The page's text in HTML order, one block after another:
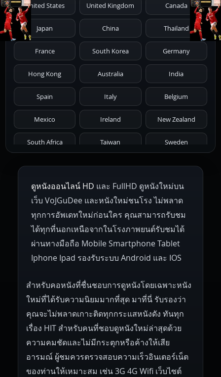
1986 1985 1984 1983 1982
1981 1980 1979 1978 1977
1976 1975 1974 1973 1972
1971 1970 1969 1968 1967
1966 1965 1964 1963 1962
1959 1955
1945 1942 1941 1940 1939
1937 1930
United States United Kingdom Canada
Japan China Thailand
France South Korea Germany
Hong Kong Australia India
Spain Italy Belgium
Mexico Ireland New Zealand
South Africa Taiwan Sweden
Netherlands Russia Poland
Hungary Denmark Bulgaria
Czech Republic Brazil Turkey
ดูหนังออนไลน์ HD และ FullHD ดูหนังใหม่บน
เว็บ VoJGuDee และหนังใหม่ชนโรง ไม่พลาด
ทุกการอัพเดทใหม่ก่อนใคร คุณสามารถรับชม
ได้ทุกที่นอกเหนือจากในโรงภาพยนต์รับชมได้
ผ่านทางมือถือ Mobile Smartphone Tablet
Iphone Ipad รองรับระบบ Android และ IOS
สำหรับคอหนังที่ชื่นชอบการดูหนังโดยเฉพาะหนัง
ใหม่ที่ได้รับความนิยมมากที่สุด มาที่นี่ รับรองว่า
คุณจะไม่พลาดเกาะติดทุกกระแสหนังดัง ทันทุก
เรื่อง HIT สำหรับคนที่ชอบดูหนังใหม่ล่าสุดด้วย
ความคมชัดและไม่มีกระตุกหรือค้างให้เสีย
อารมณ์ ผู้ชมควรตรวจสอบความเร็วอินเตอร์เน็ต
ของท่านให้เหมาะสม เช่น 3G 4G Wifi เว็บไซต์